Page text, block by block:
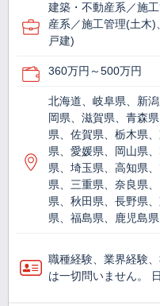
建築・不動産系／施
産系／施工管理(土木
戸建)
360万円～500万円
北海道、岐阜県、新
岡県、滋賀県、青森
県、佐賀県、栃木県
県、愛媛県、岡山県
県、埼玉県、高知県
県、三重県、奈良県
県、秋田県、長野県
県、福島県、鹿児島
職種経験、業界経験
は一切問いません。